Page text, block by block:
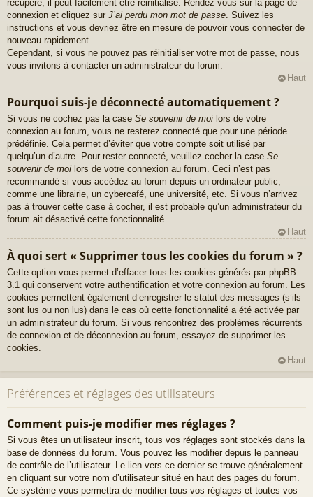
récupéré, il peut facilement être réinitialisé. Rendez-vous sur la page de
connexion et cliquez sur J’ai perdu mon mot de passe . Suivez les
instructions et vous devriez être en mesure de pouvoir vous connecter de
nouveau rapidement.
Cependant, si vous ne pouvez pas réinitialiser votre mot de passe, nous
vous invitons à contacter un administrateur du forum.
Haut
Pourquoi suis-je déconnecté automatiquement ?
Si vous ne cochez pas la case Se souvenir de moi lors de votre
connexion au forum, vous ne resterez connecté que pour une période
prédéfinie. Cela permet d’éviter que votre compte soit utilisé par
quelqu’un d’autre. Pour rester connecté, veuillez cocher la case Se
souvenir de moi lors de votre connexion au forum. Ceci n’est pas
recommandé si vous accédez au forum depuis un ordinateur public,
comme une librairie, un cybercafé, une université, etc. Si vous n’arrivez
pas à trouver cette case à cocher, il est probable qu’un administrateur du
forum ait désactivé cette fonctionnalité.
Haut
À quoi sert « Supprimer tous les cookies du forum » ?
Cette option vous permet d’effacer tous les cookies générés par phpBB
3.1 qui conservent votre authentification et votre connexion au forum. Les
cookies permettent également d’enregistrer le statut des messages (s’ils
sont lus ou non lus) dans le cas où cette fonctionnalité a été activée par
un administrateur du forum. Si vous rencontrez des problèmes récurrents
de connexion et de déconnexion au forum, essayez de supprimer les
cookies.
Haut
Préférences et réglages des utilisateurs
Comment puis-je modifier mes réglages ?
Si vous êtes un utilisateur inscrit, tous vos réglages sont stockés dans la
base de données du forum. Vous pouvez les modifier depuis le panneau
de contrôle de l’utilisateur. Le lien vers ce dernier se trouve généralement
en cliquant sur votre nom d’utilisateur situé en haut des pages du forum.
Ce système vous permettra de modifier tous vos réglages et toutes vos